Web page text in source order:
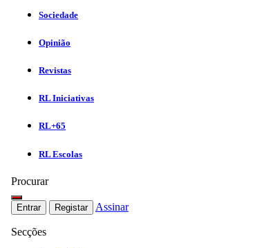
Sociedade
Opinião
Revistas
RL Iniciativas
RL+65
RL Escolas
Procurar
Entrar Registar Assinar
Secções